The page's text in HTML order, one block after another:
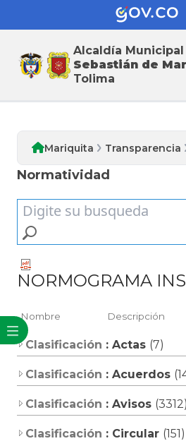
Alcaldía
Sebastián de
Tolima
Transparencia
Mariquita Transparencia
Normatividad
NORMOGRAMA
Nombre Descripción
Clasificación : Actas (7)
Clasificación : Acuerdos
Clasificación : Avisos (3312)
Clasificación : Circular (151)